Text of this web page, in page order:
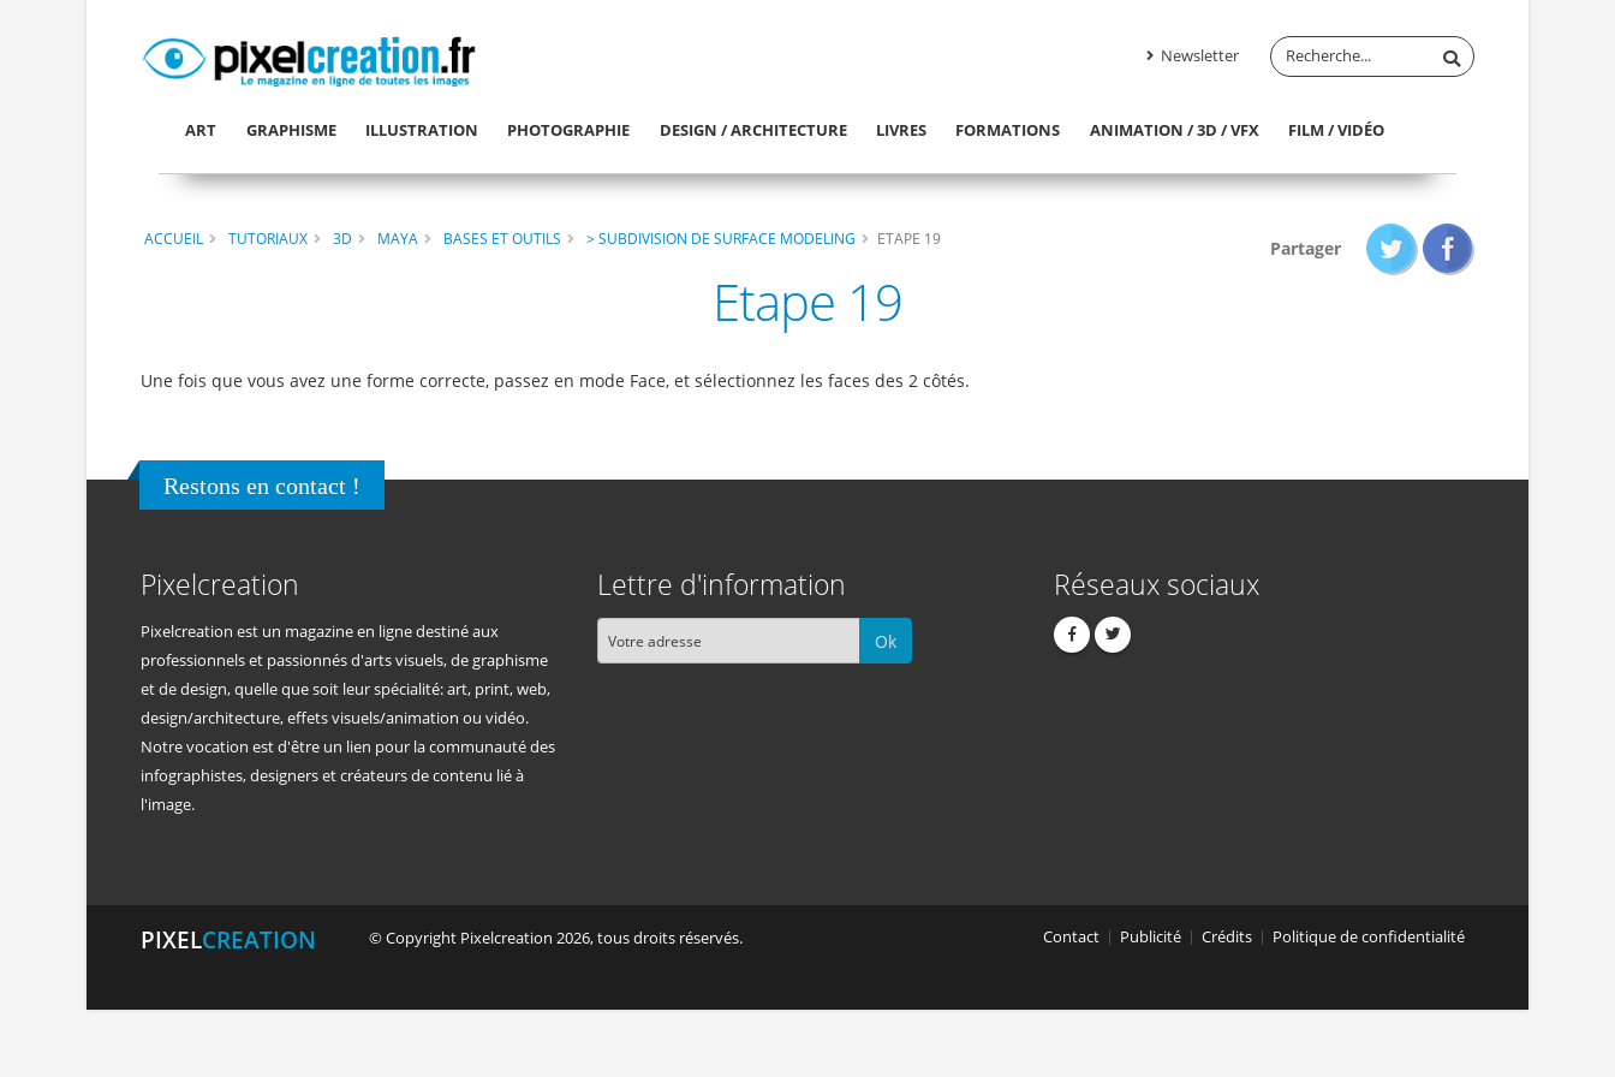
Newsletter
ART GRAPHISME ILLUSTRATION PHOTOGRAPHIE DESIGN / ARCHITECTURE LIVRES FORMATIONS ANIMATION / 3D / VFX FILM / VIDÉO
ACCUEIL TUTORIAUX 3D MAYA BASES ET OUTILS > SUBDIVISION DE SURFACE MODELING ETAPE 19 Partager
Etape 19
Une fois que vous avez une forme correcte, passez en mode Face, et sélectionnez les faces des 2 côtés.
Restons en contact !
Pixelcreation
Pixelcreation est un magazine en ligne destiné aux
professionnels et passionnés d'arts visuels, de graphisme
et de design, quelle que soit leur spécialité: art, print, web,
design/architecture, effets visuels/animation ou vidéo.
Notre vocation est d'être un lien pour la communauté des
infographistes, designers et créateurs de contenu lié à
l'image.
Lettre d'information
Ok
Réseaux sociaux
PIXELCREATION © Copyright Pixelcreation 2026, tous droits réservés. Contact Publicité Crédits Politique de confidentialité